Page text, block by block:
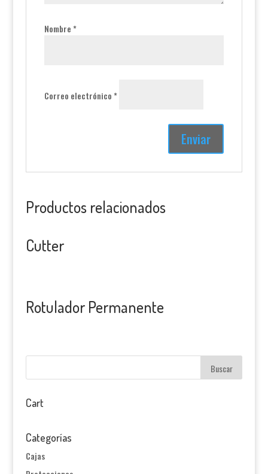
Nombre*
Correo electrónico*
Productos relacionados
Cutter
Rotulador Permanente
Cart
Categorías
Cajas